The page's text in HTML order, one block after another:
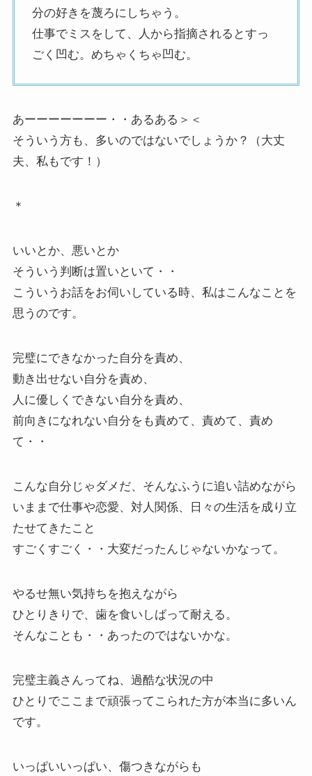
分の好きを蔑ろにしちゃう。
仕事でミスをして、人から指摘されるとすっ
ごく凹む。めちゃくちゃ凹む。
あーーーーーーー・・あるある＞＜
そういう方も、多いのではないでしょうか？（大丈
夫、私もです！）
＊
いいとか、悪いとか
そういう判断は置いといて・・
こういうお話をお伺いしている時、私はこんなことを
思うのです。
完璧にできなかった自分を責め、
動き出せない自分を責め、
人に優しくできない自分を責め、
前向きになれない自分をも責めて、責めて、責め
て・・
こんな自分じゃダメだ、そんなふうに追い詰めながら
いままで仕事や恋愛、対人関係、日々の生活を成り立
たせてきたこと
すごくすごく・・大変だったんじゃないかなって。
やるせ無い気持ちを抱えながら
ひとりきりで、歯を食いしばって耐える。
そんなことも・・あったのではないかな。
完璧主義さんってね、過酷な状況の中
ひとりでここまで頑張ってこられた方が本当に多いん
です。
いっぱいいっぱい、傷つきながらも